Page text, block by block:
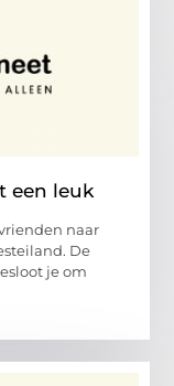
een leuk
naar
De
je om